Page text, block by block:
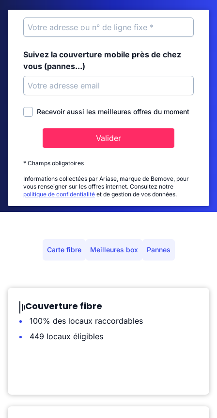
Suivez la couverture mobile près de chez
vous (pannes...)
Recevoir aussi les meilleures offres du moment
Valider
* Champs obligatoires
Informations collectées par Ariase, marque de Bemove, pour
vous renseigner sur les offres internet. Consultez notre
politique de confidentialité et de gestion de vos données.
Carte fibre Meilleures box Pannes
Couverture fibre
100% des locaux raccordables
449 locaux éligibles